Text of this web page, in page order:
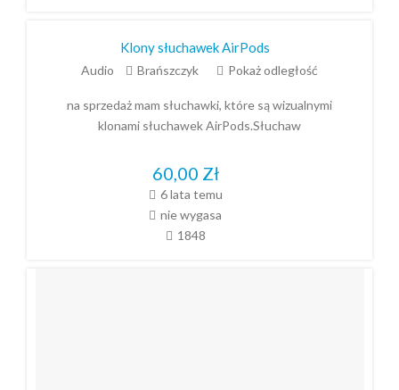
Klony słuchawek AirPods
Audio Brańszczyk Pokaż odległość
na sprzedaż mam słuchawki, które są wizualnymi
klonami słuchawek AirPods.Słuchaw
60,00 Zł
6 lata temu
nie wygasa
1848